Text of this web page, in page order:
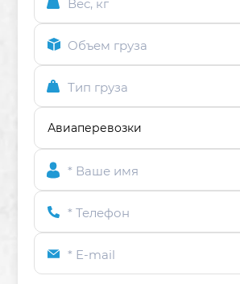
Вес, кг
Объем груза
Тип груза
* Ваше имя
* Телефон
* E-mail